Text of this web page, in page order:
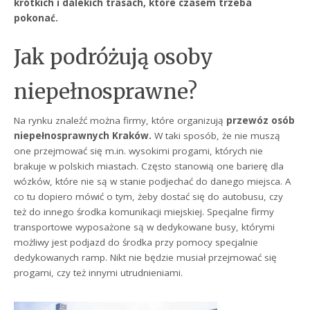
krótkich i dalekich trasach, które czasem trzeba
pokonać.
Jak podróżują osoby
niepełnosprawne?
Na rynku znaleźć można firmy, które organizują przewóz osób
niepełnosprawnych Kraków.W taki sposób, że nie muszą
one przejmować się m.in. wysokimi progami, których nie
brakuje w polskich miastach. Często stanowią one barierę dla
wózków, które nie są w stanie podjechać do danego miejsca. A
co tu dopiero mówić o tym, żeby dostać się do autobusu, czy
też do innego środka komunikacji miejskiej. Specjalne firmy
transportowe wyposażone są w dedykowane busy, którymi
możliwy jest podjazd do środka przy pomocy specjalnie
dedykowanych ramp. Nikt nie będzie musiał przejmować się
progami, czy też innymi utrudnieniami.